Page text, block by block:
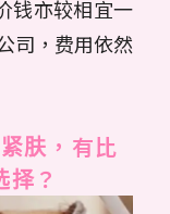
钱亦较相宜一
司，费用依然
肤，有比
？